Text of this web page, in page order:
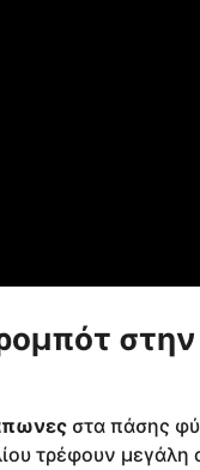
στην
στα πάσης
τρέφουν μεγάλη